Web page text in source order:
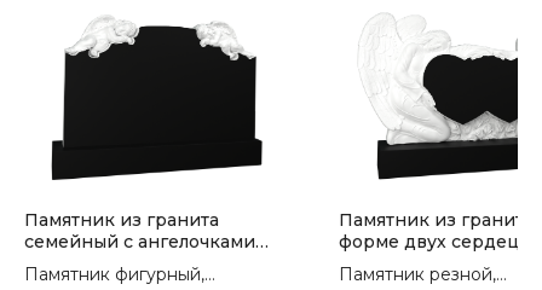
Памятник из гранита
семейный с ангелочками
П-305
Памятник фигурный,
Памятник из гранита
форме двух сердец с
ангелами П-295
Памятник резной,